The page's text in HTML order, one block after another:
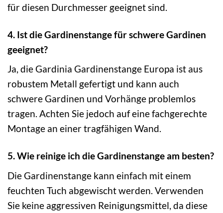
für diesen Durchmesser geeignet sind.
4. Ist die Gardinenstange für schwere Gardinen
geeignet?
Ja, die Gardinia Gardinenstange Europa ist aus
robustem Metall gefertigt und kann auch
schwere Gardinen und Vorhänge problemlos
tragen. Achten Sie jedoch auf eine fachgerechte
Montage an einer tragfähigen Wand.
5. Wie reinige ich die Gardinenstange am besten?
Die Gardinenstange kann einfach mit einem
feuchten Tuch abgewischt werden. Verwenden
Sie keine aggressiven Reinigungsmittel, da diese